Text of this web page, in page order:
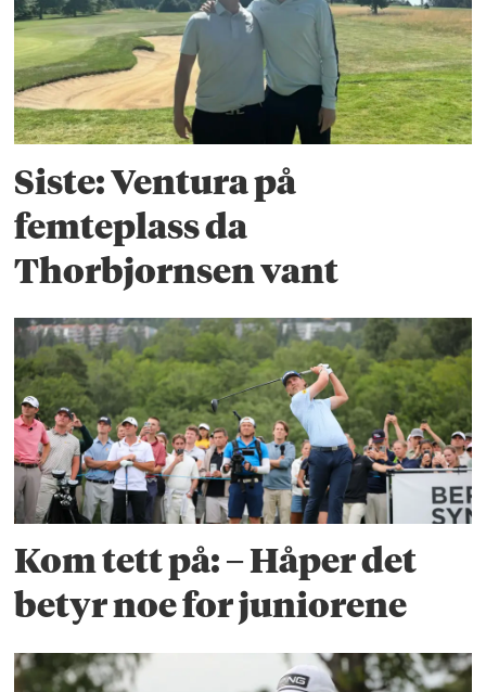
Siste: Ventura på
femteplass da
Thorbjornsen vant
Kom tett på: – Håper det
betyr noe for juniorene